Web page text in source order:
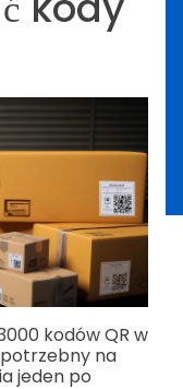
kodów QR w
potrzebny na
jeden po